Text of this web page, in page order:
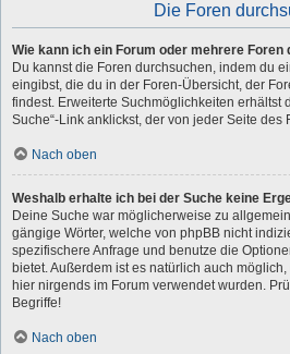
Die Foren
Wie kann ich ein Forum oder mehrere Foren
Du kannst die Foren durchsuchen, indem du
eingibst, die du in der Foren-Übersicht, der
findest. Erweiterte Suchmöglichkeiten erhältst
Suche“-Link anklickst, der von jeder Seite des
Nach oben
Weshalb erhalte ich bei der Suche keine
Deine Suche war möglicherweise zu
gängige Wörter, welche von phpBB nicht
spezifischere Anfrage und benutze die
bietet. Außerdem ist es natürlich auch
hier nirgends im Forum verwendet wurden.
Begriffe!
Nach oben